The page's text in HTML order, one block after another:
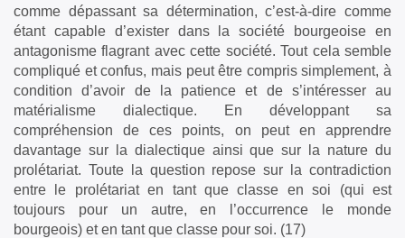
comme dépassant sa détermination, c’est-à-dire comme
étant capable d’exister dans la société bourgeoise en
antagonisme flagrant avec cette société. Tout cela semble
compliqué et confus, mais peut être compris simplement, à
condition d’avoir de la patience et de s’intéresser au
matérialisme dialectique. En développant sa
compréhension de ces points, on peut en apprendre
davantage sur la dialectique ainsi que sur la nature du
prolétariat. Toute la question repose sur la contradiction
entre le prolétariat en tant que classe en soi (qui est
toujours pour un autre, en l’occurrence le monde
bourgeois) et en tant que classe pour soi. (17)